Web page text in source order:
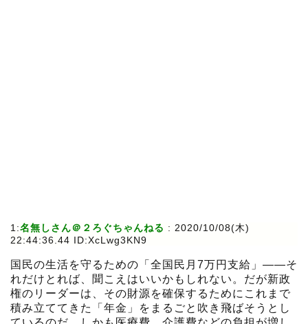
1:名無しさん＠２ろぐちゃんねる : 2020/10/08(木)
22:44:36.44 ID:XcLwg3KN9
国民の生活を守るための「全国民月7万円支給」――そ
れだけとれば、聞こえはいいかもしれない。だが新政
権のリーダーは、その財源を確保するためにこれまで
積み立ててきた「年金」をまるごと吹き飛ばそうとし